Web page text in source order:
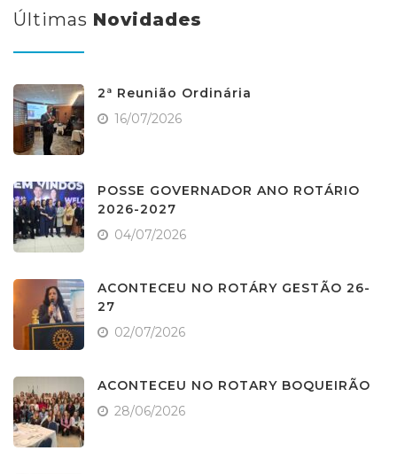
Últimas Novidades
2ª Reunião Ordinária
16/07/2026
POSSE GOVERNADOR ANO ROTÁRIO
2026-2027
04/07/2026
ACONTECEU NO ROTÁRY GESTÃO 26-
27
02/07/2026
ACONTECEU NO ROTARY BOQUEIRÃO
28/06/2026